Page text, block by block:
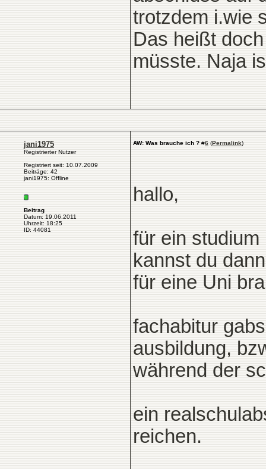
trotzdem i.wie
Das heißt
müsste. Naja
jani1975
Registrierter Nutzer
Registriert seit: 10.07.2009
Beiträge: 42
jani1975: Offline
Beitrag
Datum: 19.06.2011
Uhrzeit: 18:25
ID: 44081
AW: Was brauche ich ? #6 (Permalink)
hallo,
für ein
kannst du
für eine Uni
fachabitur
ausbildung,
während der
ein
reichen.